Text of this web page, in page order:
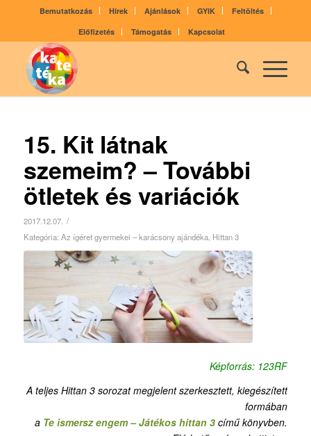
Bemutatkozás Hírek Ajánlások GYIK
Feltöltés
Előfizetés
Támogatás Kapcsolat
15. Kit látnak
szemeim? – További
ötletek és variációk
2017.12.07. /
Kategória: Az ígéret gyermekei – karácsony ajándéka, Hittan 3
Képforrás: 123RF
A teljes Hittan 3 sorozat megjelent szerkesztett, kiegészített
formában
a Te ismersz engem – Játékos hittan 3 című könyvben.